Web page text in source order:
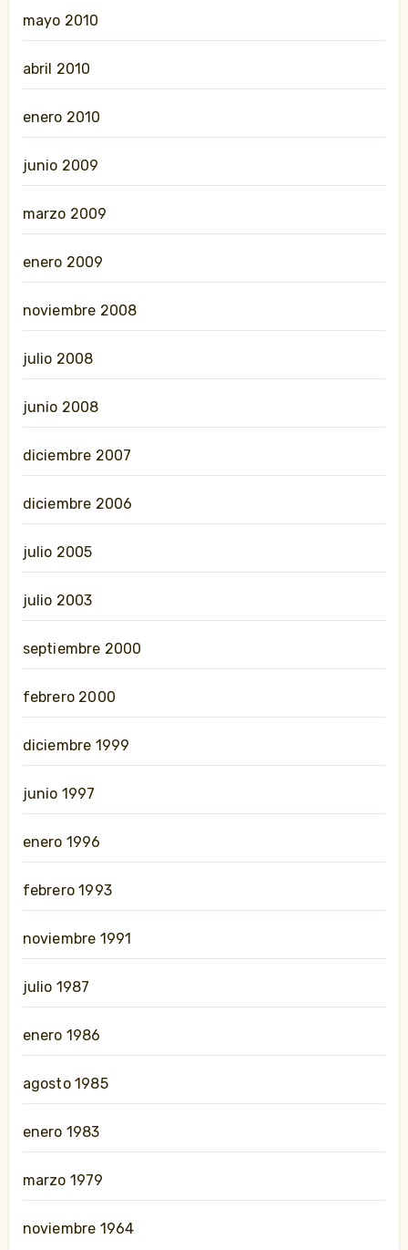
mayo 2010
abril 2010
enero 2010
junio 2009
marzo 2009
enero 2009
noviembre 2008
julio 2008
junio 2008
diciembre 2007
diciembre 2006
julio 2005
julio 2003
septiembre 2000
febrero 2000
diciembre 1999
junio 1997
enero 1996
febrero 1993
noviembre 1991
julio 1987
enero 1986
agosto 1985
enero 1983
marzo 1979
noviembre 1964